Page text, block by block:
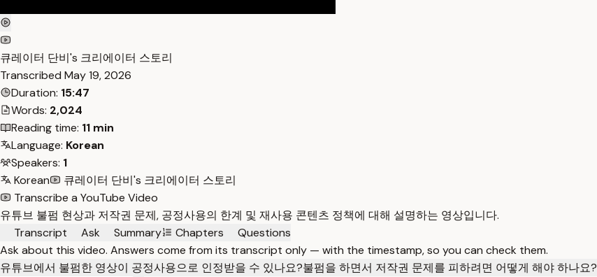
큐레이터 단비's 크리에이터 스토리
Transcribed May 19, 2026
Duration: 15:47
Words: 2,024
Reading time: 11 min
Language: Korean
Speakers: 1
Korean
큐레이터 단비's 크리에이터 스토리
Transcribe a YouTube Video
유튜브 불펌 현상과 저작권 문제, 공정사용의 한계 및 재사용 콘텐츠 정책에 대해 설명하는 영상입니다.
Transcript
Ask Summary Chapters
Questions
Ask about this video. Answers come from its transcript only — with the timestamp, so you can check them.
유튜브에서 불펌한 영상이 공정사용으로 인정받을 수 있나요?불펌을 하면서 저작권 문제를 피하려면 어떻게 해야 하나요?